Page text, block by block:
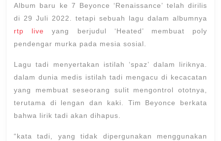
Album baru ke 7 Beyonce ‘Renaissance’ telah dirilis
di 29 Juli 2022. tetapi sebuah lagu dalam albumnya
rtp live yang berjudul ‘Heated’ membuat poly
pendengar murka pada mesia sosial.
Lagu tadi menyertakan istilah ‘spaz’ dalam liriknya.
dalam dunia medis istilah tadi mengacu di kecacatan
yang membuat seseorang sulit mengontrol ototnya,
terutama di lengan dan kaki. Tim Beyonce berkata
bahwa lirik tadi akan dihapus.
“kata tadi, yang tidak dipergunakan menggunakan